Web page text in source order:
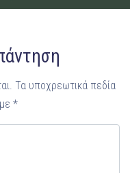
Τα υποχρεωτικά πεδία
*